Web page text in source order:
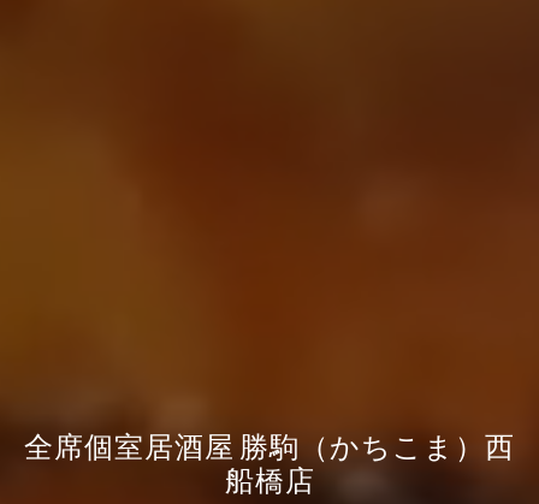
全席個室居酒屋 勝駒（かちこま）西
船橋店